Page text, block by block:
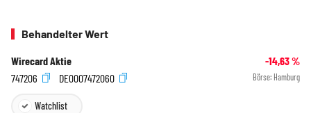
Behandelter Wert
Wirecard Aktie -14,63%
747206
DE0007472060 Börse: Hamburg
Watchlist